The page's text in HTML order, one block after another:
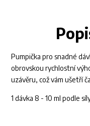
Pumpička pro snadné
obrovskou rychlostní
uzávěru, což vám ušetří
1 dávka 8 - 10 ml podle